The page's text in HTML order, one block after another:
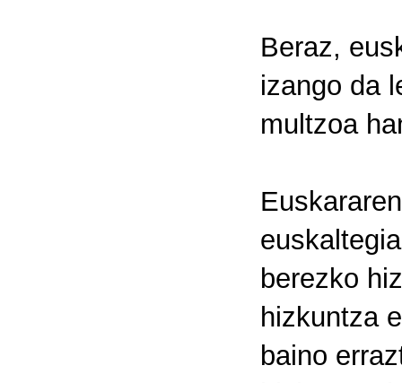
Beraz,
izango da
multzoa
berezko
hizkuntza
baino